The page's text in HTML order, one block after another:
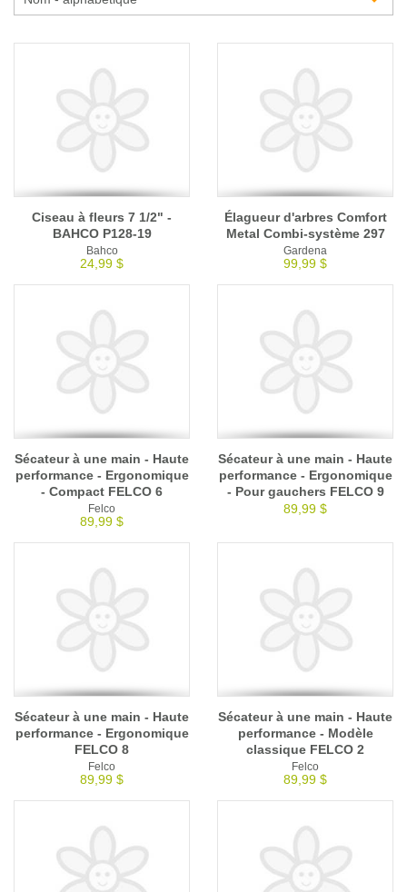
Calendrier horticole
Ciseau à fleurs 7 1/2" -
BAHCO P128-19
Bahco
24,99 $
Élagueur d'arbres Comfort
Metal Combi-système 297
Gardena
99,99 $
Sécateur à une main - Haute
performance - Ergonomique
- Compact FELCO 6
Felco
89,99 $
Sécateur à une main - Haute
performance - Ergonomique
- Pour gauchers FELCO 9
89,99 $
Sécateur à une main - Haute
performance - Ergonomique
FELCO 8
Felco
89,99 $
Sécateur à une main - Haute
performance - Modèle
classique FELCO 2
Felco
89,99 $